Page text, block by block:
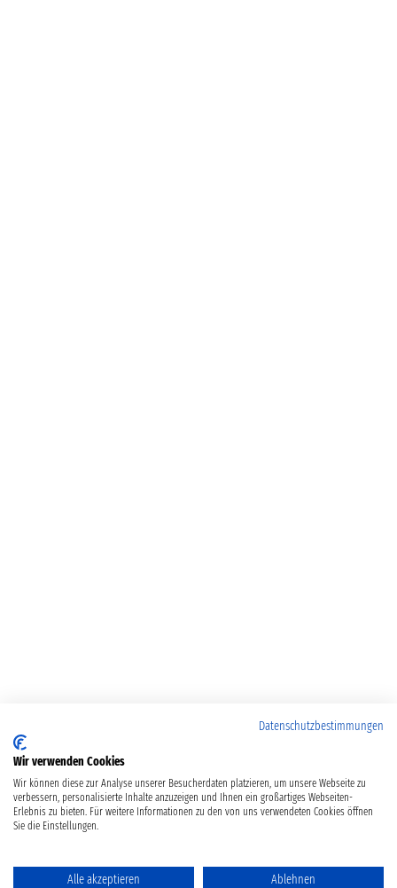
Datenschutzbestimmungen
Wir verwenden Cookies
Wir können diese zur Analyse unserer Besucherdaten platzieren, um unsere Webseite zu
verbessern, personalisierte Inhalte anzuzeigen und Ihnen ein großartiges Webseiten-
Erlebnis zu bieten. Für weitere Informationen zu den von uns verwendeten Cookies öffnen
Sie die Einstellungen.
Alle akzeptieren Ablehnen